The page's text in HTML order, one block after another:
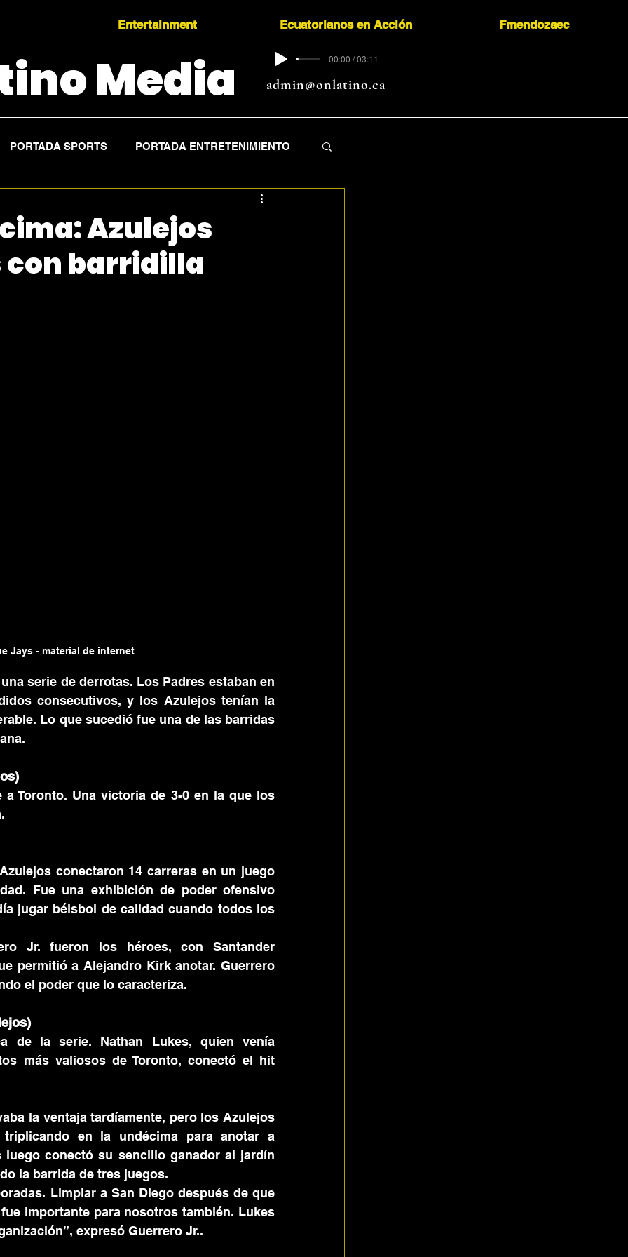
Entertainment Ecuatorianos en Acción Fmendozaec
Media admin@onlatino.ca
00:00 / 03:11
PORTADA SPORTS PORTADA ENTRETENIMIENTO
Azulejos
con barridilla
Jays - material de internet
serie de derrotas. Los Padres estaban en
consecutivos, y los Azulejos tenían la
Lo que sucedió fue una de las barridas
Toronto. Una victoria de 3-0 en la que los
conectaron 14 carreras en un juego
Fue una exhibición de poder ofensivo
jugar béisbol de calidad cuando todos los
Jr. fueron los héroes, con Santander
permitió a Alejandro Kirk anotar. Guerrero
el poder que lo caracteriza.
de la serie. Nathan Lukes, quien venía
más valiosos de Toronto, conectó el hit
la ventaja tardíamente, pero los Azulejos
en la undécima para anotar a
luego conectó su sencillo ganador al jardín
la barrida de tres juegos.
Limpiar a San Diego después de que
importante para nosotros también. Lukes
expresó Guerrero Jr..